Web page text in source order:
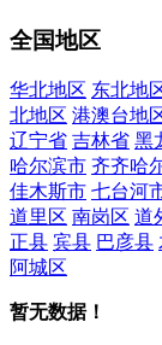
全国地区
华北地区 东北地
北地区 港澳台地
辽宁省 吉林省 黑
哈尔滨市 齐齐哈
佳木斯市 七台河
道里区 南岗区 道
正县 宾县 巴彦县
阿城区
暂无数据！